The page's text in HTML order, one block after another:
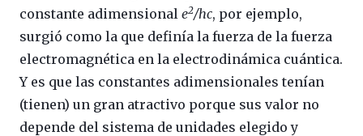
constante adimensional e2/hc, por ejemplo,
surgió como la que definía la fuerza de la fuerza
electromagnética en la electrodinámica cuántica.
Y es que las constantes adimensionales tenían
(tienen) un gran atractivo porque sus valor no
depende del sistema de unidades elegido y